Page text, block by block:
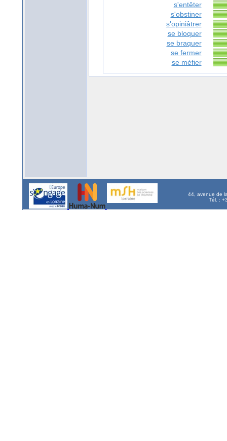
s'entêter
s'obstiner
s'opiniâtrer
se bloquer
se braquer
se fermer
se méfier
44, avenue de
Tél. :